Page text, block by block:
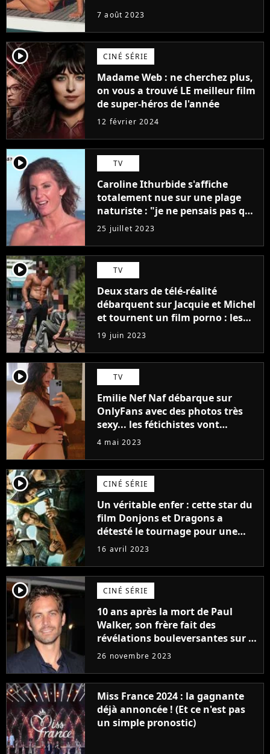
7 août 2023
player2 CINÉ SÉRIE
Madame Web : ne cherchez plus,
on vous a trouvé LE meilleur film
de super-héros de l'année
12 février 2024
player2 TV
Caroline Ithurbide s'affiche
totalement nue sur une plage
naturiste : "je ne pensais pas que
j'arriverais à le faire..."
25 juillet 2023
player2 TV
Deux stars de télé-réalité
débarquent sur Jacquie et Michel
et tournent un film porno : les
premières images du tournage
(exclu)
19 juin 2023
player2 TV
Emilie Nef Naf débarque sur
OnlyFans avec des photos très
sexy... les fétichistes vont
prendre leur pied !
4 mai 2023
player2 CINÉ SÉRIE
Un véritable enfer : cette star du
film Donjons et Dragons a
détesté le tournage pour une
raison très spéciale
16 avril 2023
player2 CINÉ SÉRIE
10 ans après la mort de Paul
Walker, son frère fait des
révélations bouleversantes sur la
réaction des acteurs de Fast and
26 novembre 2023
Miss France 2024 : la gagnante
déjà annoncée ! (Et ce n'est pas
un simple pronostic)